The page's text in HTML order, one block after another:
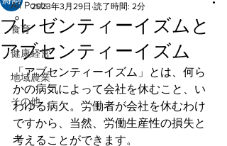
All Posts
食育
健康経営
地域農業
その他
プレゼンティーイズムと
アブセンティーイズム
2023年3月29日 読了時間: 2分
「アブセンティーイズム」とは、何ら
かの病気によって会社を休むこと、い
わゆる病欠。労働者が会社を休むわけ
ですから、当然、労働生産性の損失と
考えることができます。